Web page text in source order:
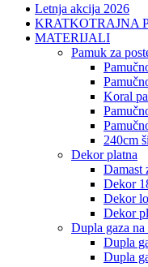
Letnja akcija 2026
KRATKOTRAJNA
MATERIJALI
pamuk za
koral
240cm
dekor platna
dekor
dekor
dekor
dupla gaza
dupla
dupla